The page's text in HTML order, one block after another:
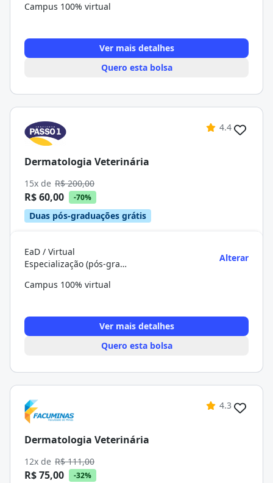
Campus 100% virtual
Ver mais detalhes
Quero esta bolsa
4.4
Dermatologia Veterinária
15x de R$ 200,00
R$ 60,00 -70%
Duas pós-graduações grátis
EaD / Virtual
Especialização (pós-graduação)
Alterar
Campus 100% virtual
Ver mais detalhes
Quero esta bolsa
4.3
Dermatologia Veterinária
12x de R$ 111,00
R$ 75,00 -32%